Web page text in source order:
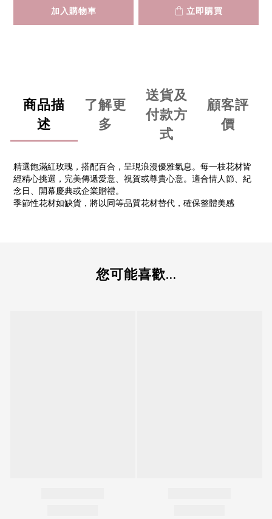
加入購物車 立即購買
商品描
述
了解更
多
送貨及
付款方
式
顧客評
價
精選飽滿紅玫瑰，搭配百合，呈現浪漫優雅氣息。每一枝花材皆
經精心挑選，完美傳遞愛意、祝賀或尊貴心意。適合情人節、紀
念日、開幕慶典或企業贈禮。
季節性花材如缺貨，將以同等品質花材替代，確保整體美感
您可能喜歡...